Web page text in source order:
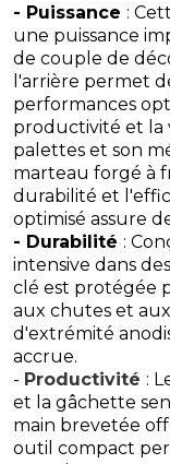
- Puissance :
une puissance
de couple de
l'arrière permet
performances
productivité et la
palettes et son
marteau forgé à
durabilité et
optimisé assure
- Durabilité :
intensive dans
clé est protégée
aux chutes et
d'extrémité
accrue.
- Productivité :
et la gâchette
main brevetée
outil compact